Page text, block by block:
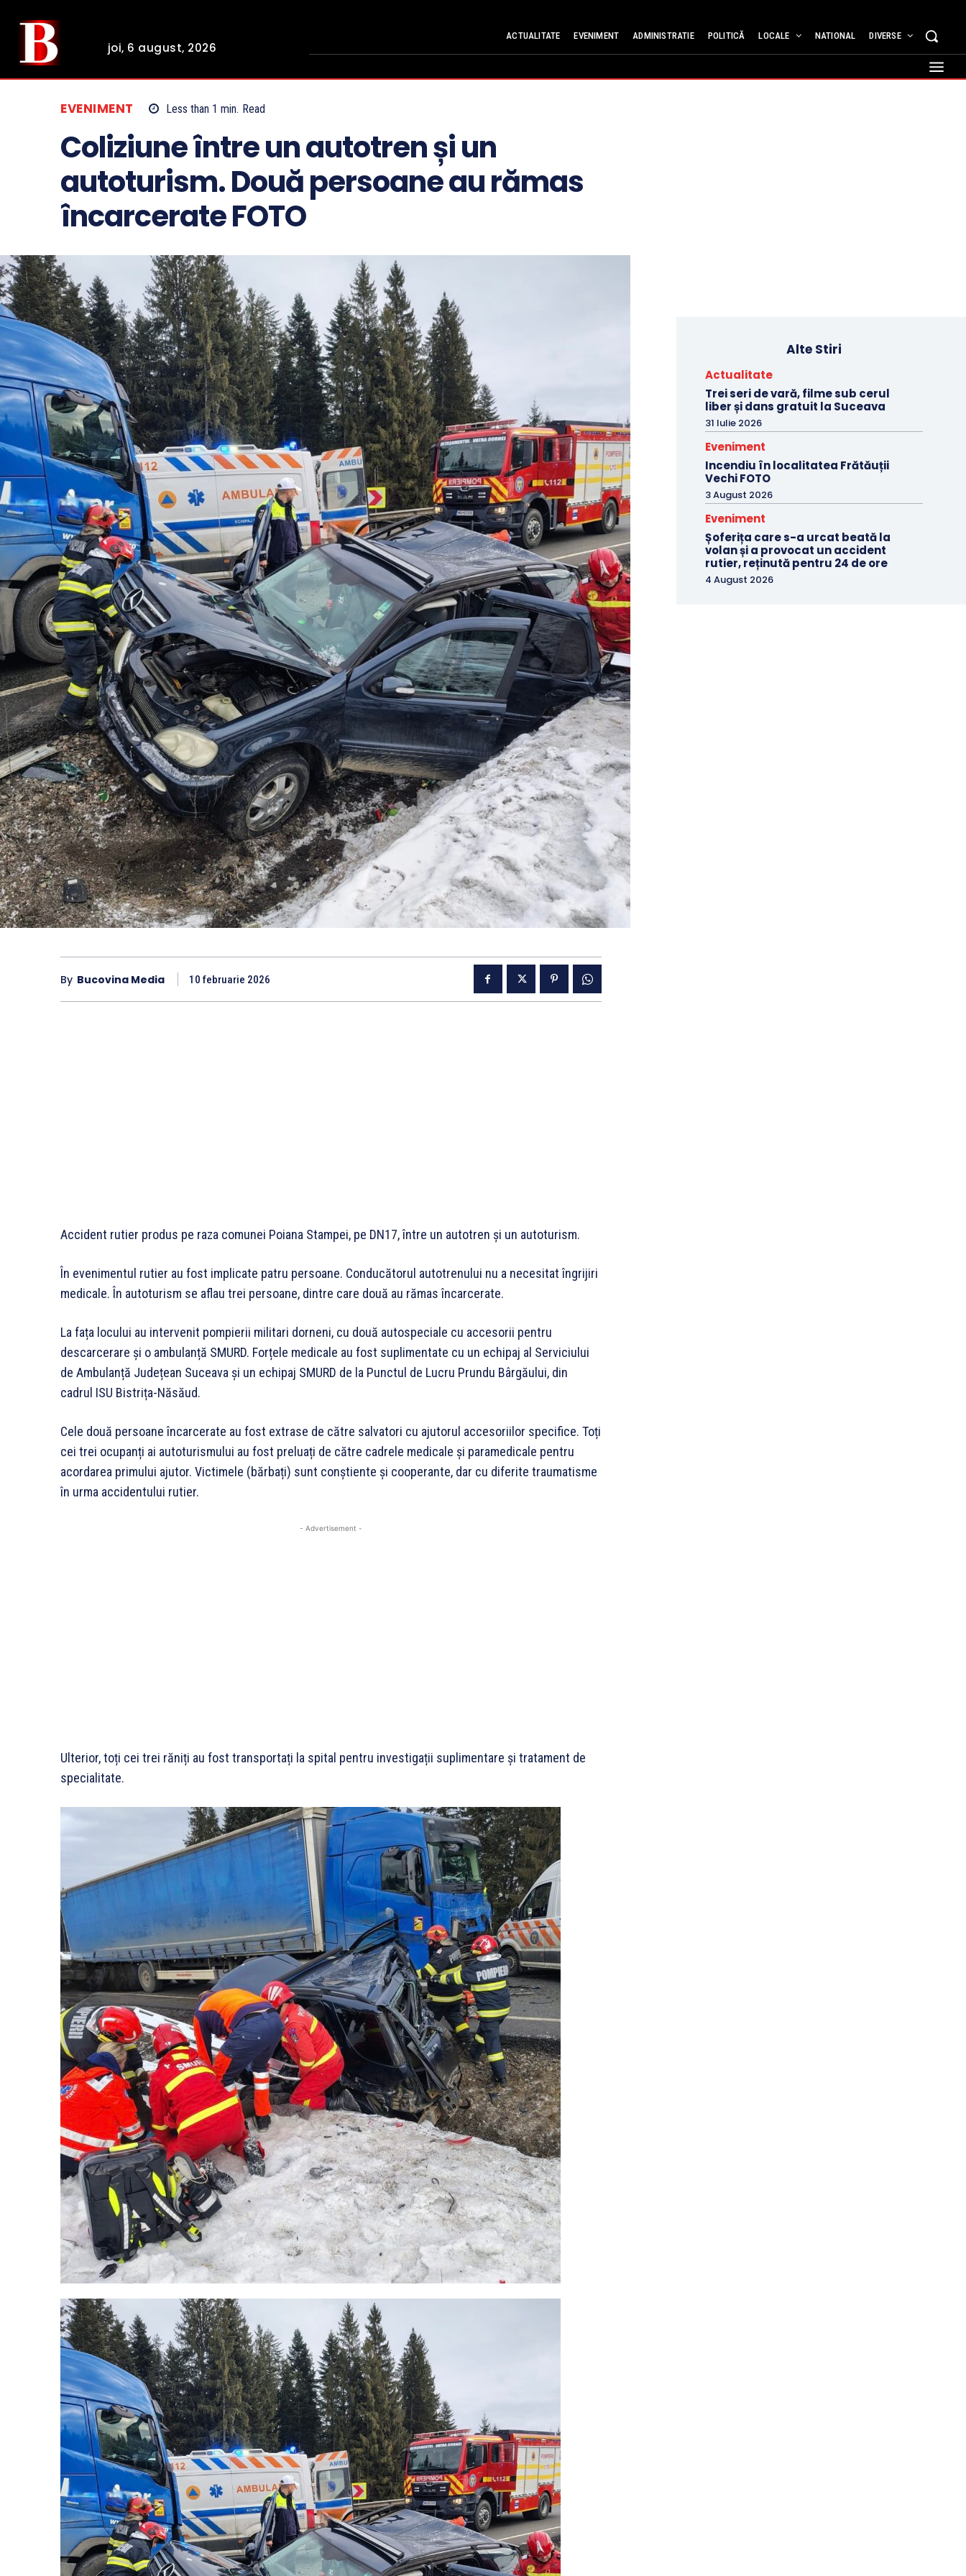
joi, 6 august, 2026
ACTUALITATE EVENIMENT ADMINISTRATIE POLITICĂ LOCALE NATIONAL DIVERSE
EVENIMENT Less than 1 min. Read
Coliziune între un autotren și un
autoturism. Două persoane au rămas
încarcerate FOTO
By Bucovina Media 10 februarie 2026
Accident rutier produs pe raza comunei Poiana Stampei, pe DN17, între un autotren și un autoturism.
În evenimentul rutier au fost implicate patru persoane. Conducătorul autotrenului nu a necesitat îngrijiri
medicale. În autoturism se aflau trei persoane, dintre care două au rămas încarcerate.
La fața locului au intervenit pompierii militari dorneni, cu două autospeciale cu accesorii pentru
descarcerare și o ambulanță SMURD. Forțele medicale au fost suplimentate cu un echipaj al Serviciului
de Ambulanță Județean Suceava și un echipaj SMURD de la Punctul de Lucru Prundu Bârgăului, din
cadrul ISU Bistrița-Năsăud.
Cele două persoane încarcerate au fost extrase de către salvatori cu ajutorul accesoriilor specifice. Toți
cei trei ocupanți ai autoturismului au fost preluați de către cadrele medicale și paramedicale pentru
acordarea primului ajutor. Victimele (bărbați) sunt conștiente și cooperante, dar cu diferite traumatisme
în urma accidentului rutier.
- Advertisement -
Ulterior, toți cei trei răniți au fost transportați la spital pentru investigații suplimentare și tratament de
specialitate.
Alte Stiri
Actualitate
Trei seri de vară, filme sub cerul
liber și dans gratuit la Suceava
31 Iulie 2026
Eveniment
Incendiu în localitatea Frătăuții
Vechi FOTO
3 August 2026
Eveniment
Șoferița care s-a urcat beată la
volan și a provocat un accident
rutier, reținută pentru 24 de ore
4 August 2026